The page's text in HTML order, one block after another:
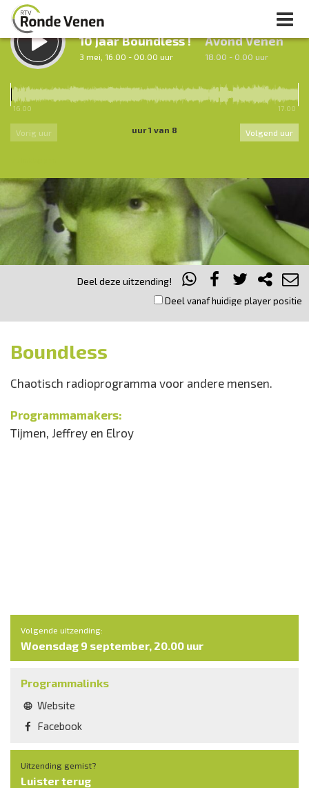
LUISTER TERUG:
10 jaar Boundless !
3 mei, 16.00 - 00.00 uur
Avond Venen
18.00 - 0.00 uur
16.00 17.00
Vorig uur uur 1 van 8 Volgend uur
Deel deze uitzending!
Deel vanaf huidige player positie
Boundless
Chaotisch radioprogramma voor andere mensen.
Programmamakers:
Tijmen, Jeffrey en Elroy
Volgende uitzending:
Woensdag 9 september, 20.00 uur
Programmalinks
Website
Facebook
Uitzending gemist?
Luister terug